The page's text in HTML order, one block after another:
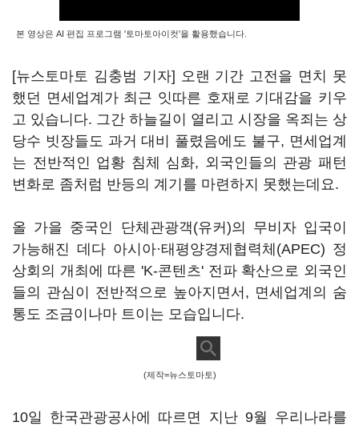
본 영상은 AI 편집 프로그램 '토마토아이컷'을 활용했습니다.
[뉴스토마토 김충범 기자] 오랜 기간 고전을 면치 못
했던 면세업계가 최근 잇따른 호재로 기대감을 키우
고 있습니다. 그간 하늘길이 열리고 시장을 옥죄는 상
당수 빗장들도 과거 대비 풀렸음에도 불구, 면세업계
는 전반적인 업황 침체 심화, 외국인들의 관광 패턴
변화로 좀처럼 반등의 계기를 마련하지 못했는데요.
올 가을 중국인 단체관광객(유커)의 무비자 입국이
가능해진 데다 아시아·태평양경제협력체(APEC) 정
상회의 개최에 따른 'K-콘텐츠' 전파 확산으로 외국인
들의 관심이 전반적으로 높아지면서, 면세업계의 숨
통도 조금이나마 트이는 모습입니다.
(제작=뉴스토마토)
10일 한국관광공사에 따르면 지난 9월 우리나라를